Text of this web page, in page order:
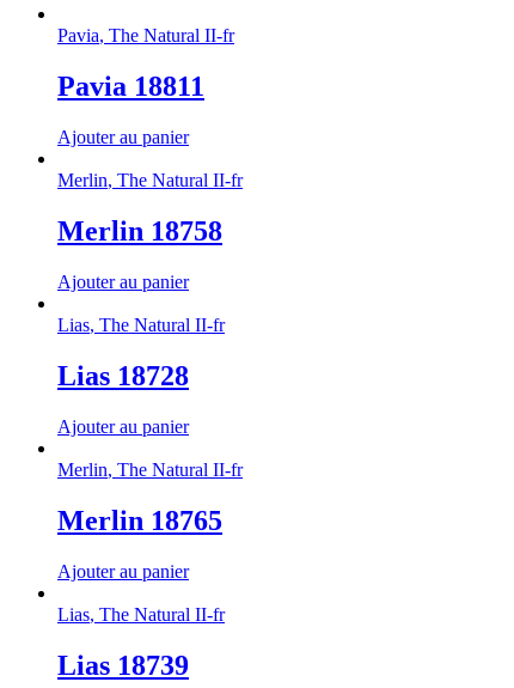
Pavia, The Natural II-fr
Pavia 18811
Ajouter au panier
Merlin, The Natural II-fr
Merlin 18758
Ajouter au panier
Lias, The Natural II-fr
Lias 18728
Ajouter au panier
Merlin, The Natural II-fr
Merlin 18765
Ajouter au panier
Lias, The Natural II-fr
Lias 18739